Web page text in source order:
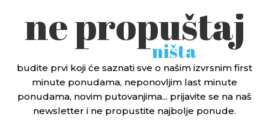
ne propuštaj
ništa
budite prvi koji će saznati sve o našim izvrsnim first
minute ponudama, neponovljim last minute
ponudama, novim putovanjima... prijavite se na naš
newsletter i ne propustite najbolje ponude.